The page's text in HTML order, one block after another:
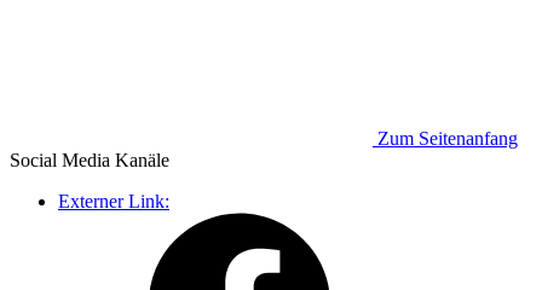
Zum Seitenanfang
Social Media Kanäle
Externer Link: